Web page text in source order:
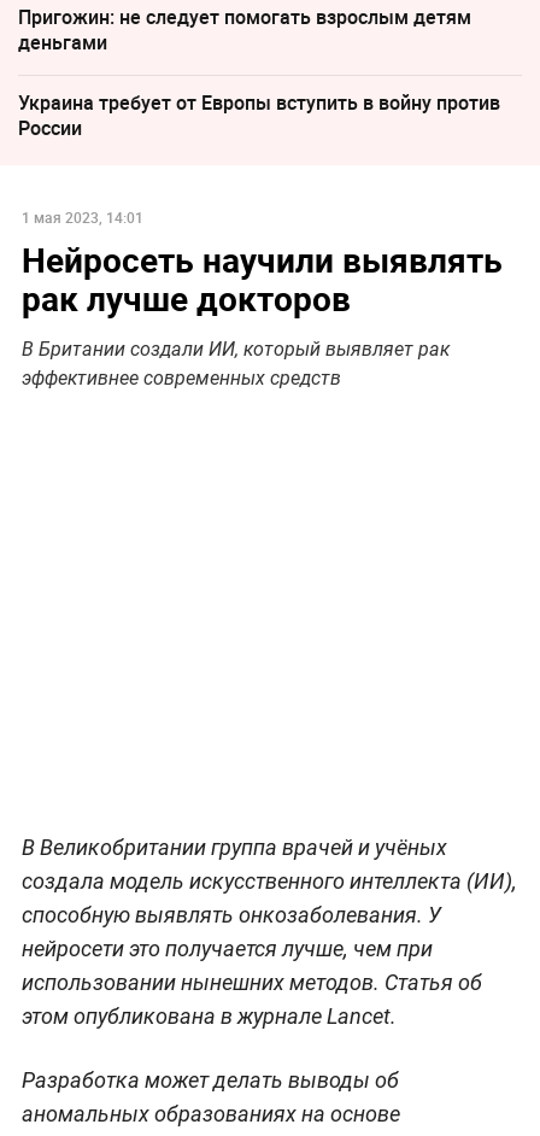
Пригожин: не следует помогать взрослым детям
деньгами
Украина требует от Европы вступить в войну против
России
1 мая 2023, 14:01
Нейросеть научили выявлять
рак лучше докторов
В Британии создали ИИ, который выявляет рак
эффективнее современных средств
В Великобритании группа врачей и учёных
создала модель искусственного интеллекта (ИИ),
способную выявлять онкозаболевания. У
нейросети это получается лучше, чем при
использовании нынешних методов. Статья об
этом опубликована в журнале Lancet.
Разработка может делать выводы об
аномальных образованиях на основе